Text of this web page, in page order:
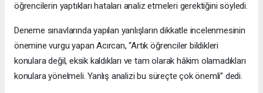
öğrencilerin yaptıkları hataları analiz etmeleri gerektiğini söyledi.
Deneme sınavlarında yapılan yanlışların dikkatle incelenmesinin
önemine vurgu yapan Acırcan, “Artık öğrenciler bildikleri
konulara değil, eksik kaldıkları ve tam olarak hâkim olamadıkları
konulara yönelmeli. Yanlış analizi bu süreçte çok önemli” dedi.